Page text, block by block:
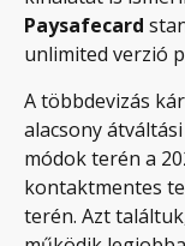
Paysafecard
unlimited verzió
A többdevizás
alacsony
módok terén a
kontaktmentes
terén. Azt